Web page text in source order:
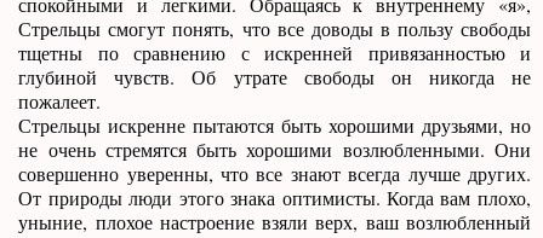
Стрельцы смогут понять, что все доводы в пользу свободы
тщетны по сравнению с искренней привязанностью и
глубиной чувств. Об утрате свободы он никогда не
пожалеет.
Стрельцы искренне пытаются быть хорошими друзьями, но
не очень стремятся быть хорошими возлюбленными. Они
совершенно уверенны, что все знают всегда лучше других.
От природы люди этого знака оптимисты. Когда вам плохо,
уныние, плохое настроение взяли верх, ваш возлюбленный